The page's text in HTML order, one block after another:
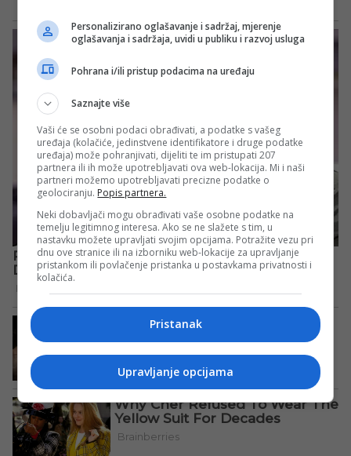
Personalizirano oglašavanje i sadržaj, mjerenje
oglašavanja i sadržaja, uvidi u publiku i razvoj usluga
Pohrana i/ili pristup podacima na uređaju
Saznajte više
Vaši će se osobni podaci obrađivati, a podatke s vašeg
uređaja (kolačiće, jedinstvene identifikatore i druge podatke
uređaja) može pohranjivati, dijeliti te im pristupati 207
partnera ili ih može upotrebljavati ova web-lokacija. Mi i naši
partneri možemo upotrebljavati precizne podatke o
geolociranju. Popis partnera.
Neki dobavljači mogu obrađivati vaše osobne podatke na
temelju legitimnog interesa. Ako se ne slažete s tim, u
nastavku možete upravljati svojim opcijama. Potražite vezu pri
dnu ove stranice ili na izborniku web-lokacije za upravljanje
pristankom ili povlačenje pristanka u postavkama privatnosti i
kolačića.
Pristanak
Upravljanje opcijama